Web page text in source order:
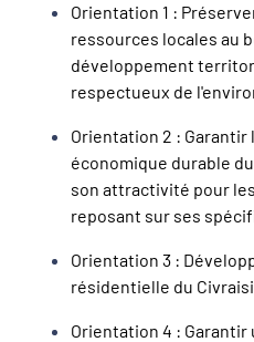
Orientation 1 :
ressources locales au
développement
respectueux de
Orientation 2 :
économique durable
son attractivité pour
reposant sur ses
Orientation 3 :
résidentielle du
Orientation 4 :